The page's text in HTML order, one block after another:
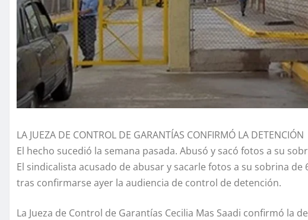
LA JUEZA DE CONTROL DE GARANTÍAS CONFIRMÓ LA DETENCIÓN
El hecho sucedió la semana pasada. Abusó y sacó fotos a su
El sindicalista acusado de abusar y sacarle fotos a su sobrina
tras confirmarse ayer la audiencia de control de detención.
La Jueza de Control de Garantías Cecilia Mas Saadi confirmó la